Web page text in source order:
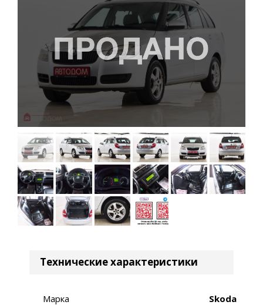
Технические характеристики
Марка Skoda